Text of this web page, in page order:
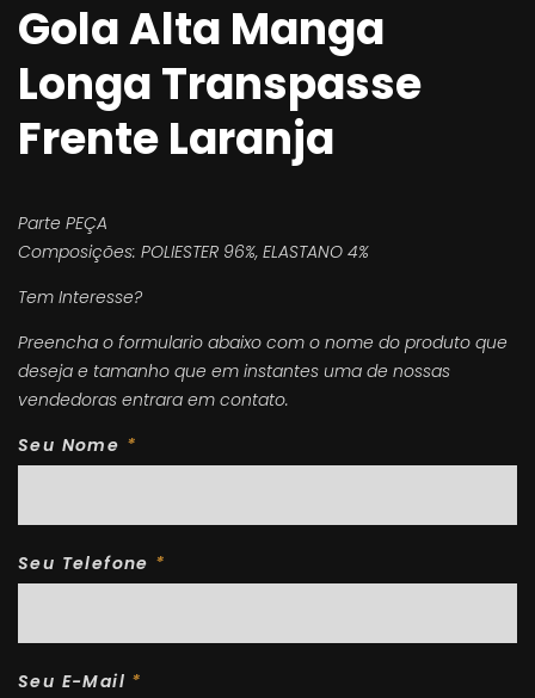
Gola Alta Manga
Longa Transpasse
Frente Laranja
Parte PEÇA
Composições: POLIESTER 96%, ELASTANO 4%
Tem Interesse?
Preencha o formulario abaixo com o nome do produto que
deseja e tamanho que em instantes uma de nossas
vendedoras entrara em contato.
Seu Nome *
Seu Telefone *
Seu E-Mail *